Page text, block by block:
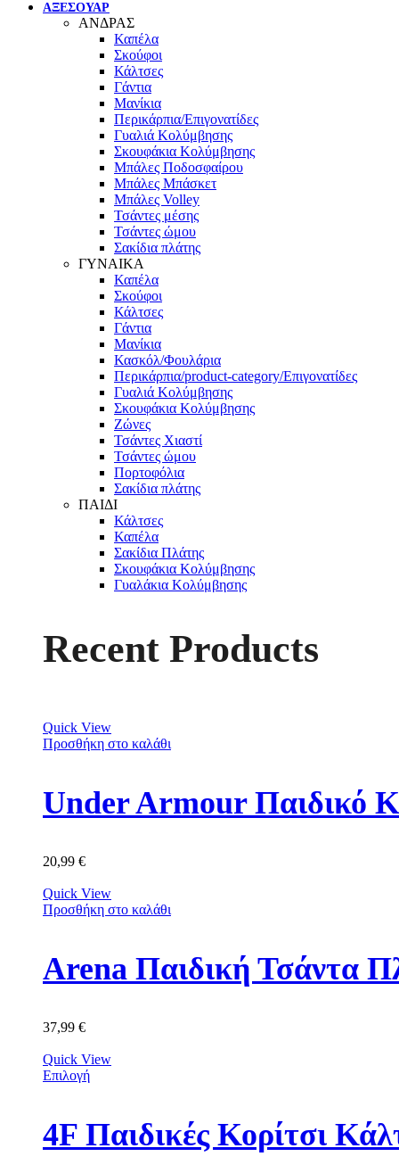
ΑΞΕΣΟΥΑΡ
ΑΝΔΡΑΣ
Καπέλα
Σκούφοι
Κάλτσες
Γάντια
Μανίκια
Περικάρπια/Επιγονατίδες
Γυαλιά Κολύμβησης
Σκουφάκια Κολύμβησης
Μπάλες Ποδοσφαίρου
Μπάλες Μπάσκετ
Μπάλες Volley
Τσάντες μέσης
Τσάντες ώμου
Σακίδια πλάτης
ΓΥΝΑΙΚΑ
Καπέλα
Σκούφοι
Κάλτσες
Γάντια
Μανίκια
Κασκόλ/Φουλάρια
Περικάρπια/product-category/Επιγονατίδες
Γυαλιά Κολύμβησης
Σκουφάκια Κολύμβησης
Ζώνες
Τσάντες Χιαστί
Τσάντες ώμου
Πορτοφόλια
Σακίδια πλάτης
ΠΑΙΔΙ
Κάλτσες
Καπέλα
Σακίδια Πλάτης
Σκουφάκια Κολύμβησης
Γυαλάκια Κολύμβησης
Recent Products
Quick View
Προσθήκη στο καλάθι
Under Armour Παιδικό
20,99 €
Quick View
Προσθήκη στο καλάθι
Arena Παιδική Τσάντα
37,99 €
Quick View
Επιλογή